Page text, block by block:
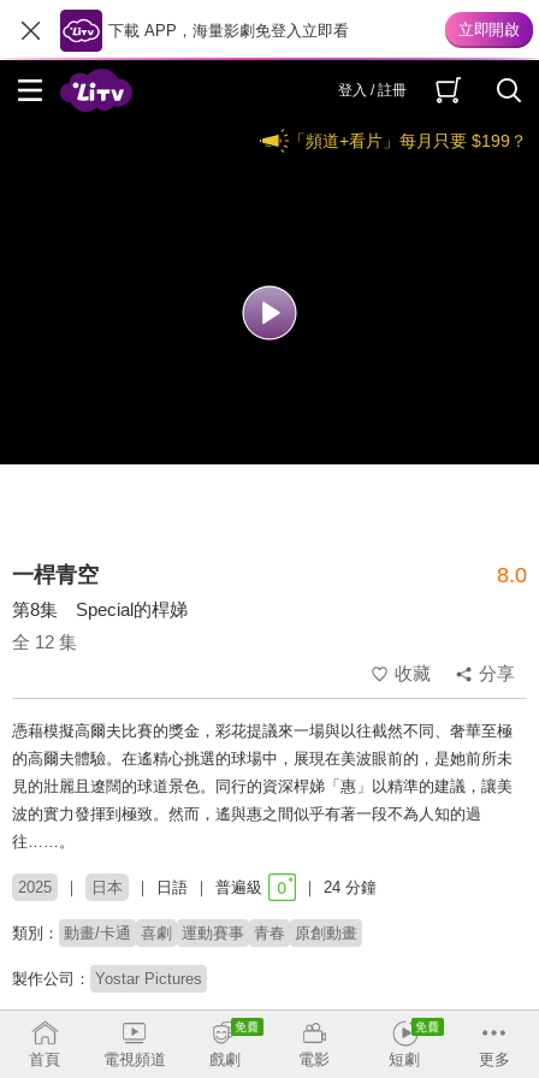
下載 APP，海量影劇免登入立即看
登入 / 註冊
「頻道+看片」每月只要 $199？
一桿青空 8.0
第8集 Special的桿娣
全 12 集
收藏
分享
憑藉模擬高爾夫比賽的獎金，彩花提議來一場與以往截然不同、奢華至極
的高爾夫體驗。在遙精心挑選的球場中，展現在美波眼前的，是她前所未
見的壯麗且遼闊的球道景色。同行的資深桿娣「惠」以精準的建議，讓美
波的實力發揮到極致。然而，遙與惠之間似乎有著一段不為人知的過
往……。
2025 日本 日語 普遍級 24 分鐘
類別： 動畫/卡通 喜劇 運動賽事 青春 原創動畫
製作公司： Yostar Pictures
導演： 齊藤健吾
配音： 高木美佑 天海由梨奈 後藤彩佐 花守由美里 井上和彥 堀內賢雄
首頁 電視頻道 戲劇 電影 短劇 更多